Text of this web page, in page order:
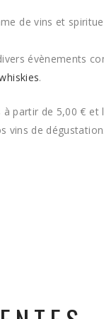
de vins et
évènements
.
partir de 5,00 € et
vins de dégustation.